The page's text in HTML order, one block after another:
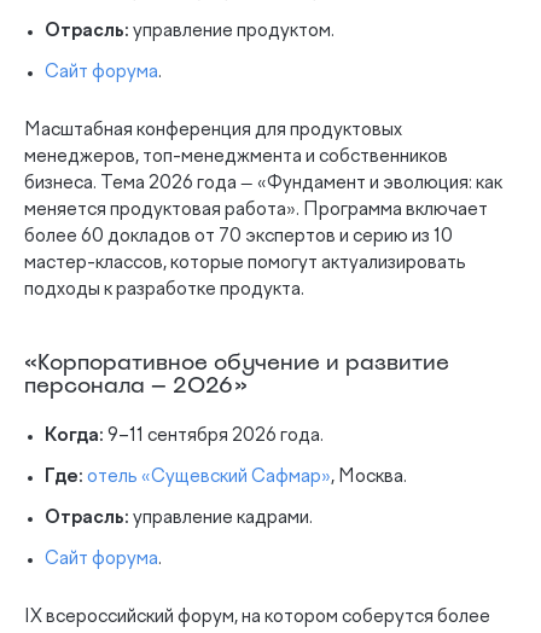
Отрасль: управление продуктом.
Сайт форума.
Масштабная конференция для продуктовых
менеджеров, топ-менеджмента и собственников
бизнеса. Тема 2026 года — «Фундамент и эволюция: как
меняется продуктовая работа». Программа включает
более 60 докладов от 70 экспертов и серию из 10
мастер-классов, которые помогут актуализировать
подходы к разработке продукта.
«Корпоративное обучение и развитие
персонала — 2026»
Когда: 9–11 сентября 2026 года.
Где: отель «Сущевский Сафмар», Москва.
Отрасль: управление кадрами.
Сайт форума.
IX всероссийский форум, на котором соберутся более